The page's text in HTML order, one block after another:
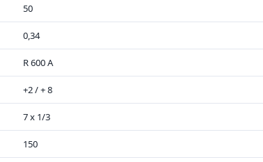
50
0,34
R 600 A
+2 / + 8
7 x 1/3
150